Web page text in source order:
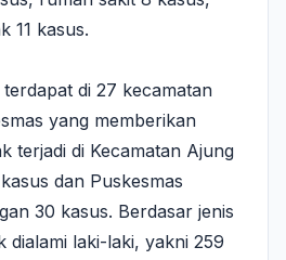
11 kasus.
di 27 kecamatan
yang memberikan
terjadi di Kecamatan Ajung
dan Puskesmas
30 kasus. Berdasar jenis
dialami laki-laki, yakni 259